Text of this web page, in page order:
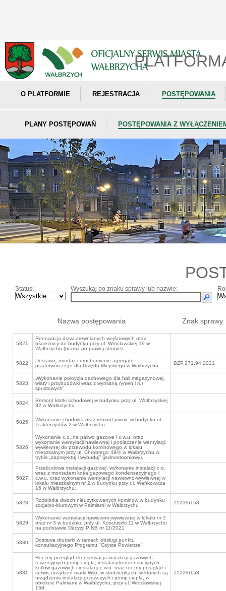
O PLATFORMIE REJESTRACJA POSTĘPOWANIA
PLANY POSTĘPOWAŃ POSTĘPOWANIA Z
Status: Wyszukaj po znaku sprawy lub nazwie:
Nazwa postępowania Znak sprawy
5821.
Renowacja drzwi drewnianych wejściowych oraz
ościeżnicy do budynku przy ul. Wrocławskiej 19 w
Wałbrzychu (brama po prawej stronie).
5822.
Dostawa, montaż i uruchomienie agregatu
prądotwórczego dla Urzędu Miejskiego w Wałbrzychu
BZP.271.94.2021
5823.
„Wykonanie pokrycia dachowego dla hali magazynowej,
wiaty i przybudówki wraz z wymianą rynien i rur
spustowych”
5824.
Remont klatki schodowej w budynku przy ul. Wałbrzyskiej
32 w Wałbrzychu
5825.
Wykonanie chodnika oraz remont piwnic w budynku ul.
Traktorzystów 2 w Wałbrzychu
5826.
Wykonanie c.o. na paliwo gazowe i c.w.u. oraz
wykonanie wentylacji nawiewnej i podłączenie wentylacji
wywiewnej do przewodu kominowego w lokalu
mieszkalnym przy ul. Chrobrego 49/4 w Wałbrzychu w
trybie „zaprojektuj i wybuduj” (jednostopniowy).
5827.
Przebudowa instalacji gazowej, wykonanie instalacji c.o.
wraz z montażem kotła gazowego kondensacyjnego i
c.w.u. oraz wykonanie wentylacji nawiewno-wywiewnej w
lokalu mieszkalnym nr 2 w budynku przy ul. Wańkowicza
16 w Wałbrzychu.
5828.
Rozbiórka dwóch nieużytkowanych kominów w budynku
socjalno-biurowym w Palmiarni w Wałbrzychu
Z123/6158
5829.
Wykonanie wentylacji nawiewno-wywiewnej w lokalu nr 2
oraz nr 3 w budynku przy ul. Kościuszki 11 w Wałbrzychu
na podstawie Decyzji PINB nr 11/2021
5830.
Dostawa drukarki w ramach obsługi punktu
konsultacyjnego Programu "Czyste Powietrze"
5831.
Roczny przegląd i konserwacja instalacji gazowych
rewersyjnych pomp ciepła, instalacji kondensacyjnych
kotłów gazowych i instalacji c.w.u. oraz roczny przegląd i
serwis urządzeń marki Wilo, w studzienkach, w których są
urządzenia instalacji grzewczych i pomp ciepła, w
obiekcie Palmiarni w Wałbrzychu, przy ul. Wrocławskiej
158
Z122/6158